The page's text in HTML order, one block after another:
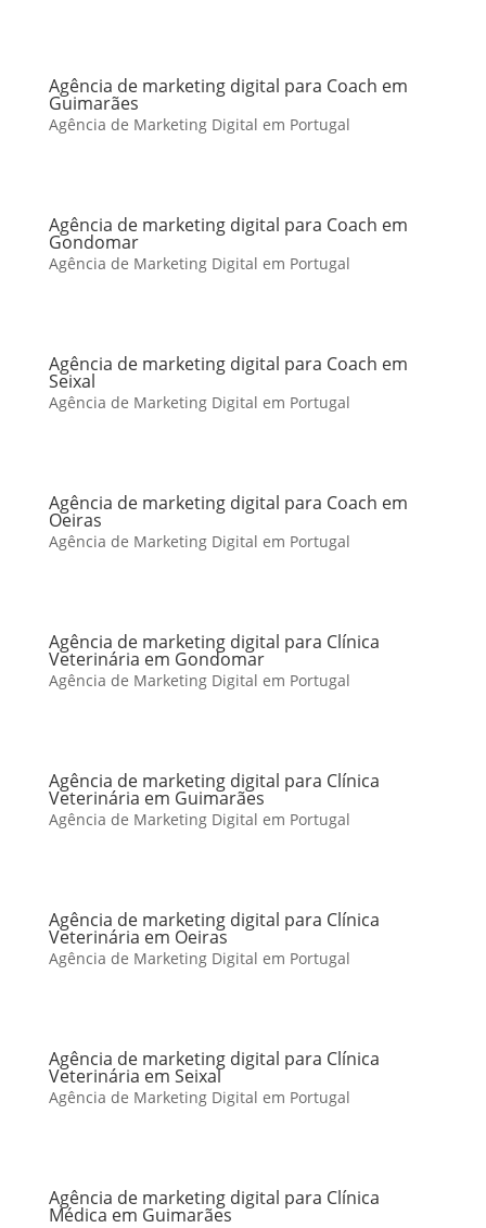
Agência de marketing digital para Coach em
Guimarães
Agência de Marketing Digital em Portugal
Agência de marketing digital para Coach em
Gondomar
Agência de Marketing Digital em Portugal
Agência de marketing digital para Coach em
Seixal
Agência de Marketing Digital em Portugal
Agência de marketing digital para Coach em
Oeiras
Agência de Marketing Digital em Portugal
Agência de marketing digital para Clínica
Veterinária em Gondomar
Agência de Marketing Digital em Portugal
Agência de marketing digital para Clínica
Veterinária em Guimarães
Agência de Marketing Digital em Portugal
Agência de marketing digital para Clínica
Veterinária em Oeiras
Agência de Marketing Digital em Portugal
Agência de marketing digital para Clínica
Veterinária em Seixal
Agência de Marketing Digital em Portugal
Agência de marketing digital para Clínica
Médica em Guimarães